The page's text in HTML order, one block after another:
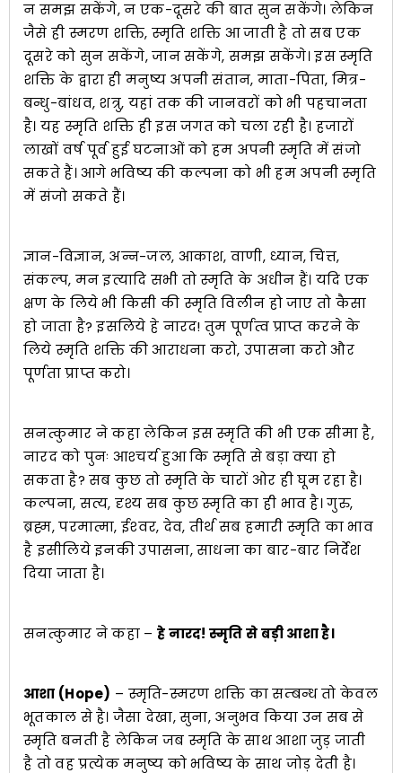
न समझ सकेंगे, न एक-दूसरे की बात सुन सकेंगे। लेकिन
जैसे ही स्मरण शक्ति, स्मृति शक्ति आ जाती है तो सब एक
दूसरे को सुन सकेंगे, जान सकेंगे, समझ सकेंगे। इस स्मृति
शक्ति के द्वारा ही मनुष्य अपनी संतान, माता-पिता, मित्र-
बन्धु-बांधव, शत्रु, यहां तक की जानवरों को भी पहचानता
है। यह स्मृति शक्ति ही इस जगत को चला रही है। हजारों
लाखों वर्ष पूर्व हुई घटनाओं को हम अपनी स्मृति में संजो
सकते हैं। आगे भविष्य की कल्पना को भी हम अपनी स्मृति
में संजो सकते हैं।
ज्ञान-विज्ञान, अन्न-जल, आकाश, वाणी, ध्यान, चित्त,
संकल्प, मन इत्यादि सभी तो स्मृति के अधीन हैं। यदि एक
क्षण के लिये भी किसी की स्मृति विलीन हो जाए तो कैसा
हो जाता है? इसलिये हे नारद! तुम पूर्णत्व प्राप्त करने के
लिये स्मृति शक्ति की आराधना करो, उपासना करो और
पूर्णता प्राप्त करो।
सनत्कुमार ने कहा लेकिन इस स्मृति की भी एक सीमा है,
नारद को पुनः आश्‍चर्य हुआ कि स्मृति से बड़ा क्या हो
सकता है? सब कुछ तो स्मृति के चारों ओर ही घूम रहा है।
कल्पना, सत्य, दृश्य सब कुछ स्मृति का ही भाव है। गुरु,
ब्रह्म, परमात्मा, ईश्‍वर, देव, तीर्थ सब हमारी स्मृति का भाव
है इसीलिये इनकी उपासना, साधना का बार-बार निर्देश
दिया जाता है।
सनत्कुमार ने कहा – हे नारद! स्मृति से बड़ी आशा है।
आशा (Hope) – स्मृति-स्मरण शक्ति का सम्बन्ध तो केवल
भूतकाल से है। जैसा देखा, सुना, अनुभव किया उन सब से
स्मृति बनती है लेकिन जब स्मृति के साथ आशा जुड़ जाती
है तो वह प्रत्येक मनुष्य को भविष्य के साथ जोड़ देती है।